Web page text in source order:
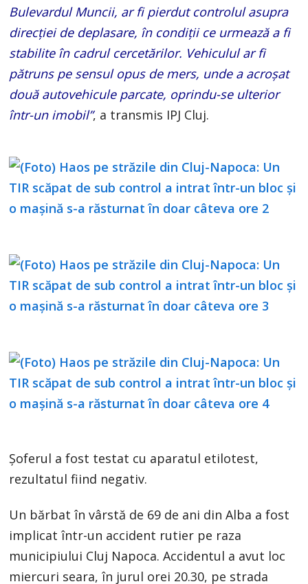
Bulevardul Muncii, ar fi pierdut controlul asupra
direcţiei de deplasare, în condiţii ce urmează a fi
stabilite în cadrul cercetărilor. Vehiculul ar fi
pătruns pe sensul opus de mers, unde a acroşat
două autovehicule parcate, oprindu-se ulterior
într-un imobil”, a transmis IPJ Cluj.
Șoferul a fost testat cu aparatul etilotest,
rezultatul fiind negativ.
Un bărbat în vârstă de 69 de ani din Alba a fost
implicat într-un accident rutier pe raza
municipiului Cluj Napoca. Accidentul a avut loc
miercuri seara, în jurul orei 20.30, pe strada